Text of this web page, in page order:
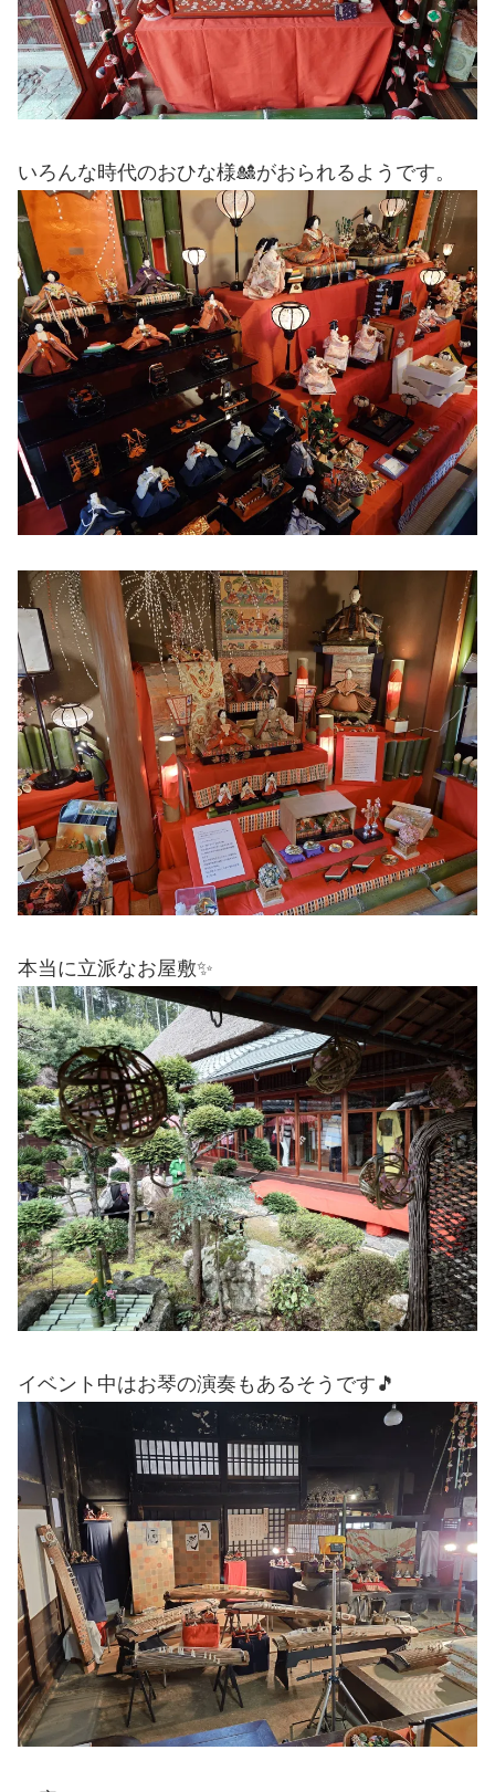
いろんな時代のおひな様🎎がおられるようです。
本当に立派なお屋敷✨
イベント中はお琴の演奏もあるそうです🎵